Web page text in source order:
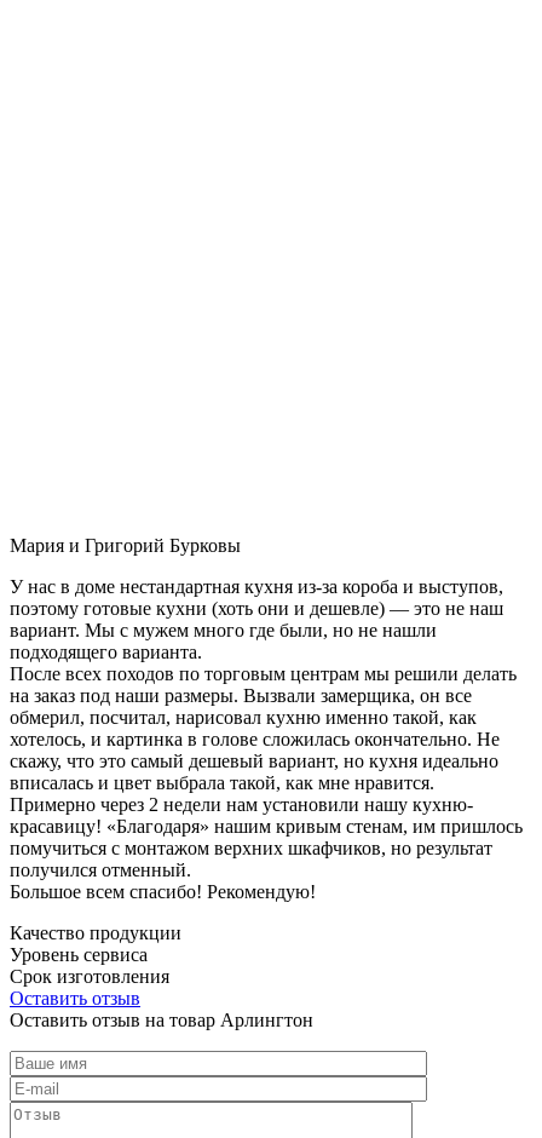
Мария и Григорий Бурковы
У нас в доме нестандартная кухня из-за короба и выступов,
поэтому готовые кухни (хоть они и дешевле) — это не наш
вариант. Мы с мужем много где были, но не нашли
подходящего варианта.
После всех походов по торговым центрам мы решили делать
на заказ под наши размеры. Вызвали замерщика, он все
обмерил, посчитал, нарисовал кухню именно такой, как
хотелось, и картинка в голове сложилась окончательно. Не
скажу, что это самый дешевый вариант, но кухня идеально
вписалась и цвет выбрала такой, как мне нравится.
Примерно через 2 недели нам установили нашу кухню-
красавицу! «Благодаря» нашим кривым стенам, им пришлось
помучиться с монтажом верхних шкафчиков, но результат
получился отменный.
Большое всем спасибо! Рекомендую!
Качество продукции
Уровень сервиса
Срок изготовления
Оставить отзыв
Оставить отзыв на товар Арлингтон